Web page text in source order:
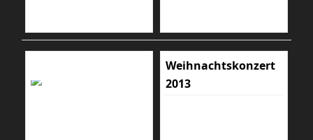
Weihnachtskonzert
2013